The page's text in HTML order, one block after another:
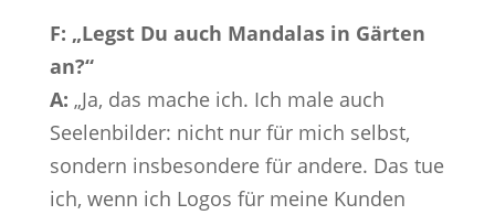
F: „Legst Du auch Mandalas in Gärten
an?“
A: „Ja, das mache ich. Ich male auch
Seelenbilder: nicht nur für mich selbst,
sondern insbesondere für andere. Das tue
ich, wenn ich Logos für meine Kunden